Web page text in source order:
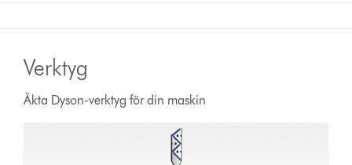
Verktyg
Äkta Dyson-verktyg för din maskin